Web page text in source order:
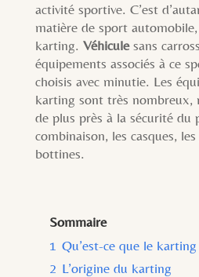
activité sportive. C’est
matière de sport
karting. Véhiculesans
équipements associés à ce
choisis avec minutie. Les
karting sont très nombreux,
de plus près à la sécurité du
combinaison, les casques,
bottines.
Sommaire
1 Qu’est-ce que le
2 L’origine du karting